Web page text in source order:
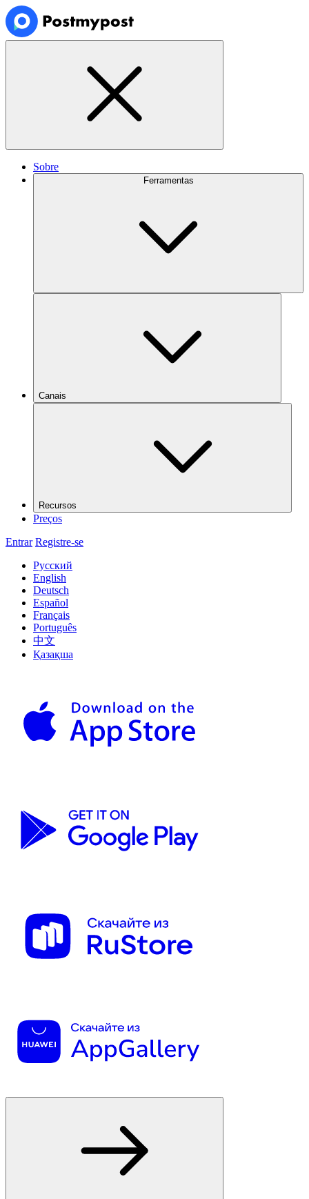
Sobre
Ferramentas
Canais
Recursos
Preços
Entrar Registre-se
Русский
English
Deutsch
Español
Français
Português
中文
Қазақша